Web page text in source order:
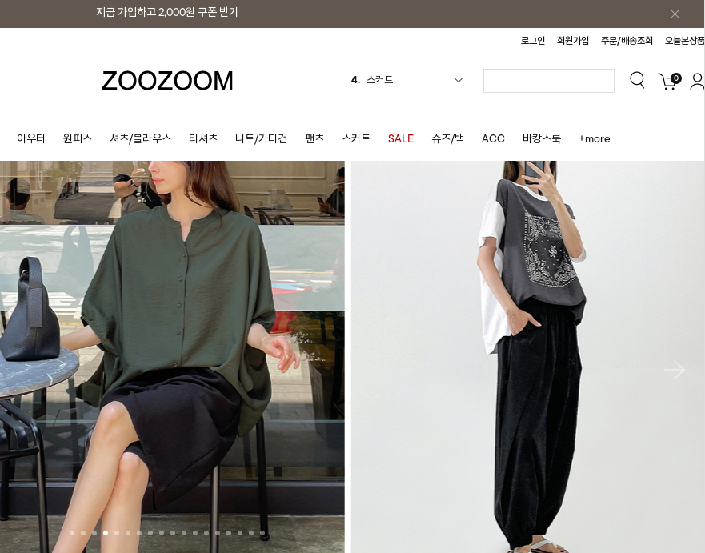
지금 가입하고 2,000원 쿠폰 받기
로그인 회원가입 주문/배송조회 오늘본상품
5. 반바지
7.
0
아우터 원피스 셔츠/블라우스 티셔츠 니트/가디건 팬츠 스커트 SALE 슈즈/백 ACC 바캉스룩 +more